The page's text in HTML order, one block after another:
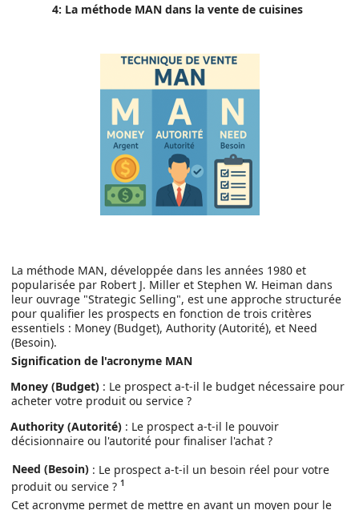
4: La méthode MAN dans la vente de cuisines
La méthode MAN, développée dans les années 1980 et
popularisée par Robert J. Miller et Stephen W. Heiman dans
leur ouvrage "Strategic Selling", est une approche structurée
pour qualifier les prospects en fonction de trois critères
essentiels : Money (Budget), Authority (Autorité), et Need
(Besoin).
Signification de l'acronyme MAN
Money (Budget) : Le prospect a-t-il le budget nécessaire pour
acheter votre produit ou service ?
Authority (Autorité) : Le prospect a-t-il le pouvoir
décisionnaire ou l'autorité pour finaliser l'achat ?
Need (Besoin) : Le prospect a-t-il un besoin réel pour votre
produit ou service ? 1
Cet acronyme permet de mettre en avant un moyen pour le